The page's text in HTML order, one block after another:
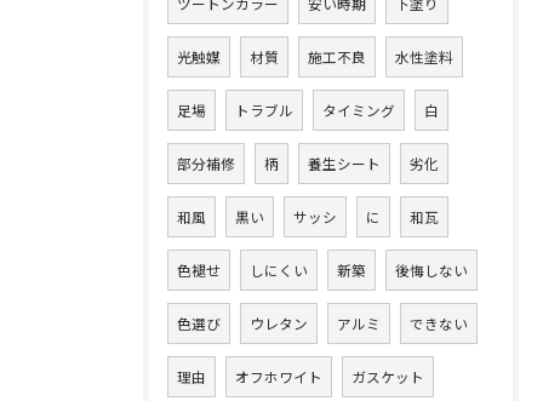
光触媒 材質 施工不良 水性塗料
足場 トラブル タイミング 白
部分補修 柄 養生シート 劣化
和風 黒い サッシ に 和瓦
色褪せ しにくい 新築 後悔しない
色選び ウレタン アルミ できない
理由 オフホワイト ガスケット